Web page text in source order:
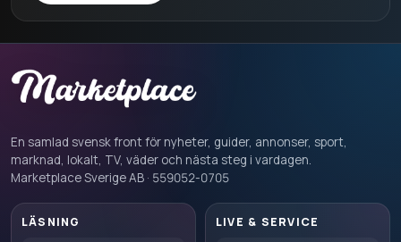
En samlad svensk front för nyheter, guider, annonser, sport,
marknad, lokalt, TV, väder och nästa steg i vardagen.
Marketplace Sverige AB · 559052-0705
LÄSNING
LIVE & SERVICE